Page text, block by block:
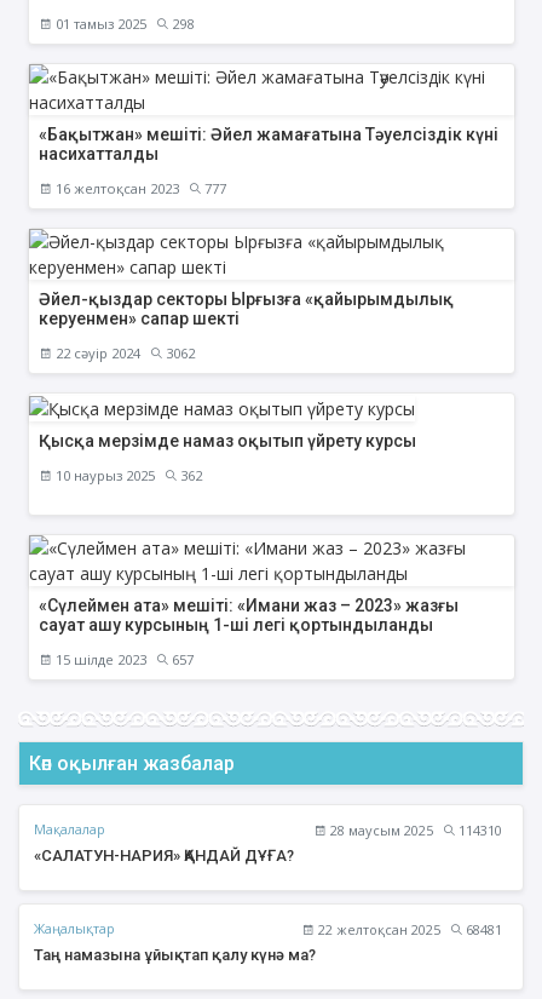
01 тамыз 2025 298
«Бақытжан» мешіті: Әйел жамағатына Тәуелсіздік күні
насихатталды
16 желтоқсан 2023 777
Әйел-қыздар секторы Ырғызға «қайырымдылық
керуенмен» сапар шекті
22 сәуір 2024 3062
Қысқа мерзімде намаз оқытып үйрету курсы
10 наурыз 2025 362
«Сүлеймен ата» мешіті: «Имани жаз – 2023» жазғы
сауат ашу курсының 1-ші легі қортындыланды
15 шілде 2023 657
Көп оқылған жазбалар
Мақалалар 28 маусым 2025
114310
«САЛАТУН-НАРИЯ» ҚАНДАЙ ДҰҒА?
Жаңалықтар 22 желтоқсан 2025
68481
Таң намазына ұйықтап қалу күнә ма?